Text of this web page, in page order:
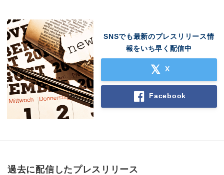
SNSでも最新のプレスリリース情
報をいち早く配信中
X
Facebook
過去に配信したプレスリリース